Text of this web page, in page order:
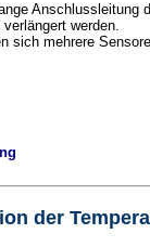
der
Anschlussleitung
werden.
sich mehrere